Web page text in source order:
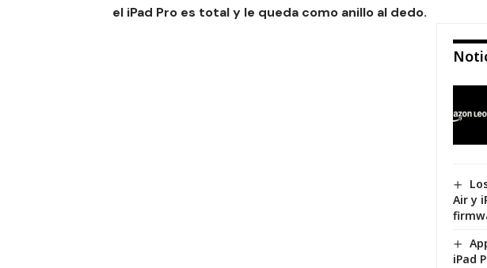
el iPad Pro es total y le queda como anillo al dedo.
Air y
iPad